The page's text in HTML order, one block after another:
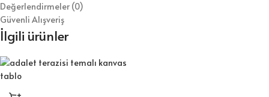
Değerlendirmeler (0)
Güvenli Alışveriş
İlgili ürünler